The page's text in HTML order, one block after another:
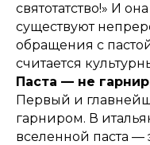
святотатство!» И
существуют
обращения с
считается
Паста — не
Первый и
гарниром. В
вселенной паста —